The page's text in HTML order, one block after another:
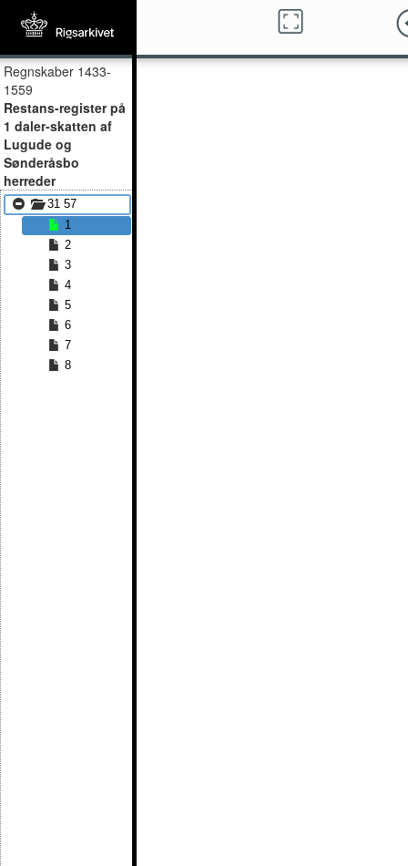
Regnskaber 1433-
1559
Restans-register på
1 daler-skatten af
Lugude og
Sønderåsbo
herreder
31 57
1
2
3
4
5
6
7
8